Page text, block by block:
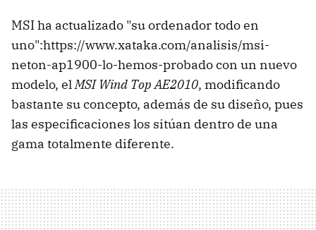
MSI ha actualizado "su ordenador todo en
uno":https://www.xataka.com/analisis/msi-
neton-ap1900-lo-hemos-probado con un nuevo
modelo, elMSI Wind Top AE2010, modificando
bastante su concepto, además de su diseño, pues
las especificaciones los sitúan dentro de una
gama totalmente diferente.